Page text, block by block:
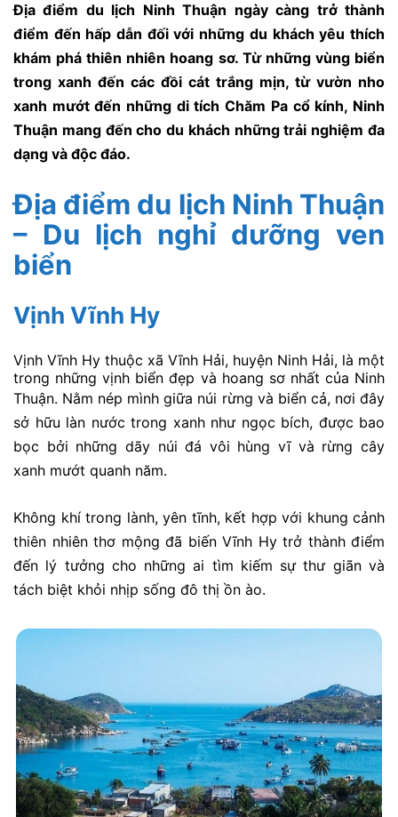
Địa điểm du lịch Ninh Thuận ngày càng trở thành
điểm đến hấp dẫn đối với những du khách yêu thích
khám phá thiên nhiên hoang sơ. Từ những vùng biển
trong xanh đến các đồi cát trắng mịn, từ vườn nho
xanh mướt đến những di tích Chăm Pa cổ kính, Ninh
Thuận mang đến cho du khách những trải nghiệm đa
dạng và độc đáo.
Địa điểm du lịch Ninh Thuận
– Du lịch nghỉ dưỡng ven
biển
Vịnh Vĩnh Hy
Vịnh Vĩnh Hy thuộc xã Vĩnh Hải, huyện Ninh Hải, là một
trong những vịnh biển đẹp và hoang sơ nhất của Ninh
Thuận. Nằm nép mình giữa núi rừng và biển cả, nơi đây
sở hữu làn nước trong xanh như ngọc bích, được bao
bọc bởi những dãy núi đá vôi hùng vĩ và rừng cây
xanh mướt quanh năm.
Không khí trong lành, yên tĩnh, kết hợp với khung cảnh
thiên nhiên thơ mộng đã biến Vĩnh Hy trở thành điểm
đến lý tưởng cho những ai tìm kiếm sự thư giãn và
tách biệt khỏi nhịp sống đô thị ồn ào.